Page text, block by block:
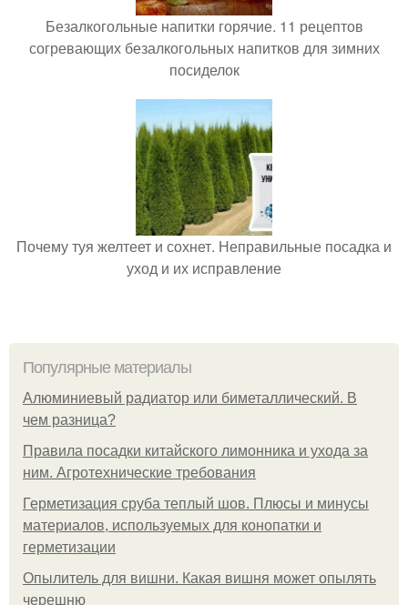
Безалкогольные напитки горячие. 11 рецептов
согревающих безалкогольных напитков для зимних
посиделок
Почему туя желтеет и сохнет. Неправильные посадка и
уход и их исправление
Популярные материалы
Алюминиевый радиатор или биметаллический. В
чем разница?
Правила посадки китайского лимонника и ухода за
ним. Агротехнические требования
Герметизация сруба теплый шов. Плюсы и минусы
материалов, используемых для конопатки и
герметизации
Опылитель для вишни. Какая вишня может опылять
черешню